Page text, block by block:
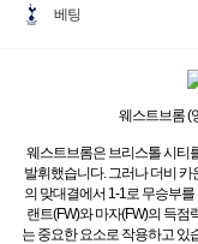
베팅
웨스트브롬 (
웨스트브롬은 브리스톨 시티
발휘했습니다. 그러나 더비
의 맞대결에서 1-1로 무승부
랜트(FW)와 마자(FW)의 득점
는 중요한 요소로 작용하고 있